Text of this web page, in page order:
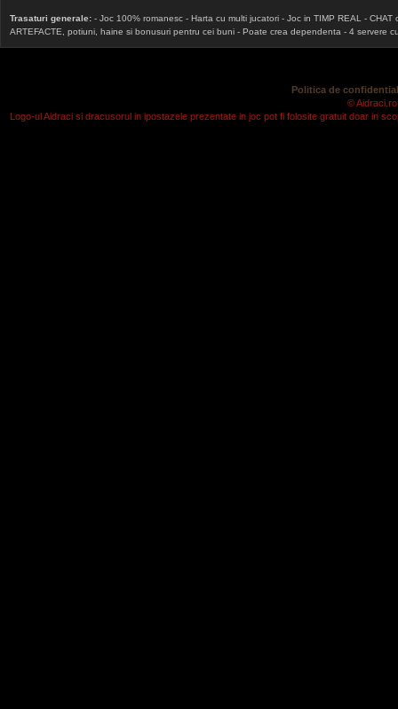
Trasaturi generale: - Joc 100% romanesc - Harta cu multi jucatori - Joc in TIMP REAL -
ARTEFACTE, potiuni, haine si bonusuri pentru cei buni - Poate crea dependenta - 4 servere
Politica de
©
Logo-ul Aidraci si dracusorul in ipostazele prezentate in joc pot fi folosite gratuit doar in